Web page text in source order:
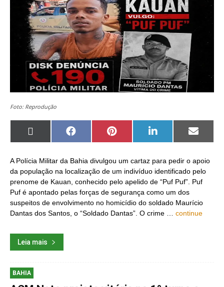
Foto: Reprodução
Share
X
Share
Facebook
Share
on
Pinterest
Share
LinkedIn
Share
Email
A Polícia Militar da Bahia divulgou um cartaz para pedir o apoio
da população na localização de um indivíduo identificado pelo
prenome de Kauan, conhecido pelo apelido de “Puf Puf”. Puf
Puf é apontado pelas forças de segurança como um dos
suspeitos de envolvimento no homicídio do soldado Maurício
Dantas dos Santos, o “Soldado Dantas”. O crime … continue
Leia mais
BAHIA